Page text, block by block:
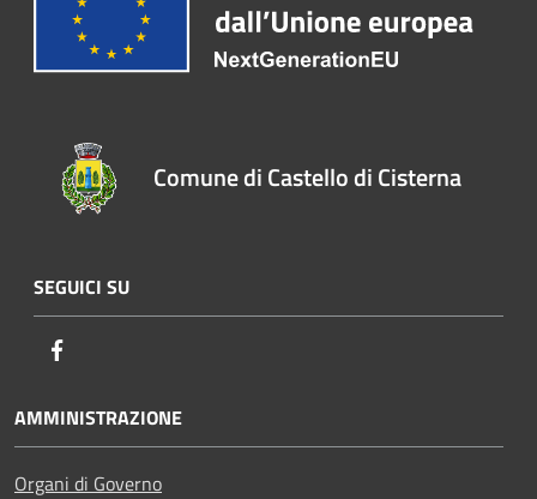
Comune di Castello di Cisterna
SEGUICI SU
AMMINISTRAZIONE
Organi di Governo